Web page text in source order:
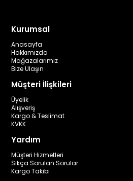
Kurumsal
Anasayfa
Hakkımızda
Mağazalarımız
Bize Ulaşın
Müşteri İlişkileri
Üyelik
Alışveriş
Kargo & Teslimat
KVKK
Yardım
Müşteri Hizmetleri
Sıkça Sorulan Sorular
Kargo Takibi